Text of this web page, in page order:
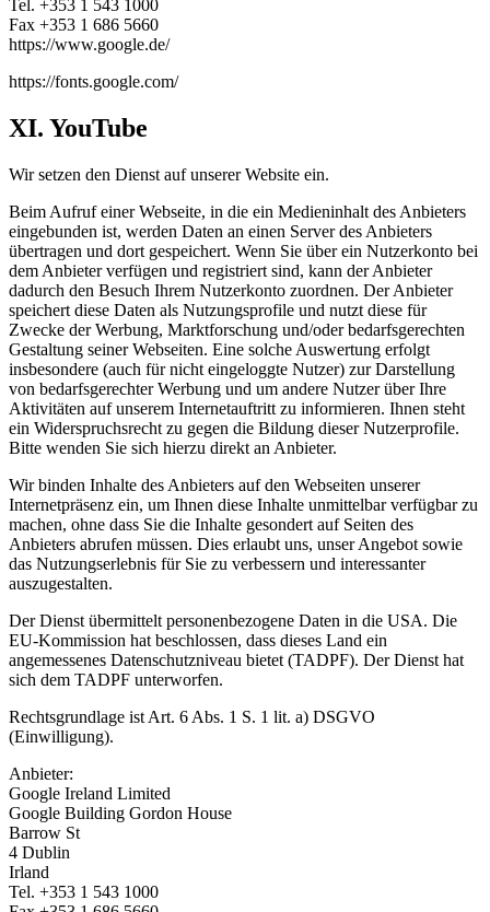
Tel. +353 1 543 1000
Fax +353 1 686 5660
https://www.google.de/
https://fonts.google.com/
XI. YouTube
Wir setzen den Dienst auf unserer Website ein.
Beim Aufruf einer Webseite, in die ein Medieninhalt des Anbieters
eingebunden ist, werden Daten an einen Server des Anbieters
übertragen und dort gespeichert. Wenn Sie über ein Nutzerkonto bei
dem Anbieter verfügen und registriert sind, kann der Anbieter
dadurch den Besuch Ihrem Nutzerkonto zuordnen. Der Anbieter
speichert diese Daten als Nutzungsprofile und nutzt diese für
Zwecke der Werbung, Marktforschung und/oder bedarfsgerechten
Gestaltung seiner Webseiten. Eine solche Auswertung erfolgt
insbesondere (auch für nicht eingeloggte Nutzer) zur Darstellung
von bedarfsgerechter Werbung und um andere Nutzer über Ihre
Aktivitäten auf unserem Internetauftritt zu informieren. Ihnen steht
ein Widerspruchsrecht zu gegen die Bildung dieser Nutzerprofile.
Bitte wenden Sie sich hierzu direkt an Anbieter.
Wir binden Inhalte des Anbieters auf den Webseiten unserer
Internetpräsenz ein, um Ihnen diese Inhalte unmittelbar verfügbar zu
machen, ohne dass Sie die Inhalte gesondert auf Seiten des
Anbieters abrufen müssen. Dies erlaubt uns, unser Angebot sowie
das Nutzungserlebnis für Sie zu verbessern und interessanter
auszugestalten.
Der Dienst übermittelt personenbezogene Daten in die USA. Die
EU-Kommission hat beschlossen, dass dieses Land ein
angemessenes Datenschutzniveau bietet (TADPF). Der Dienst hat
sich dem TADPF unterworfen.
Rechtsgrundlage ist Art. 6 Abs. 1 S. 1 lit. a) DSGVO
(Einwilligung).
Anbieter:
Google Ireland Limited
Google Building Gordon House
Barrow St
4 Dublin
Irland
Tel. +353 1 543 1000